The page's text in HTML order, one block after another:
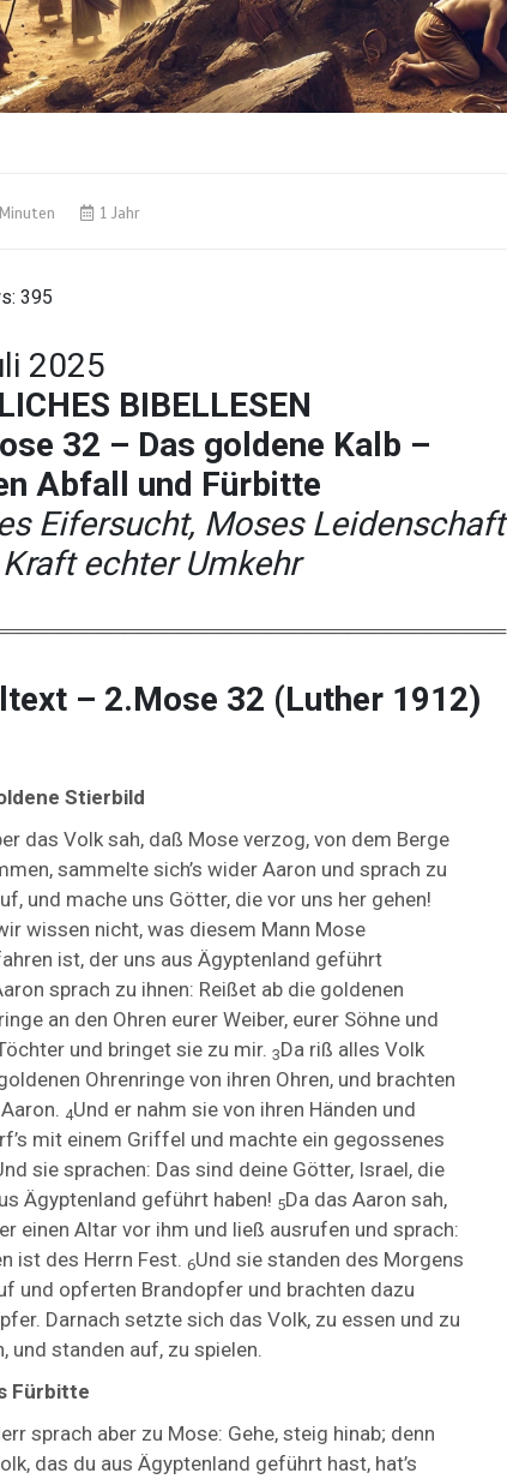
1 Jahr
395
2025
BIBELLESEN
32 – Das goldene Kalb –
Abfall und Fürbitte
Eifersucht, Moses Leidenschaft
echter Umkehr
– 2.Mose 32 (Luther 1912)
Stierbild
das Volk sah, daß Mose verzog, von dem Berge
sammelte sich’s wider Aaron und sprach zu
und mache uns Götter, die vor uns her gehen!
wissen nicht, was diesem Mann Mose
ist, der uns aus Ägyptenland geführt
sprach zu ihnen: Reißet ab die goldenen
an den Ohren eurer Weiber, eurer Söhne und
und bringet sie zu mir. 3Da riß alles Volk
Ohrenringe von ihren Ohren, und brachten
4Und er nahm sie von ihren Händen und
mit einem Griffel und machte ein gegossenes
sie sprachen: Das sind deine Götter, Israel, die
Ägyptenland geführt haben! 5Da das Aaron sah,
einen Altar vor ihm und ließ ausrufen und sprach:
ist des Herrn Fest. 6Und sie standen des Morgens
und opferten Brandopfer und brachten dazu
Darnach setzte sich das Volk, zu essen und zu
und standen auf, zu spielen.
Fürbitte
sprach aber zu Mose: Gehe, steig hinab; denn
das du aus Ägyptenland geführt hast, hat’s